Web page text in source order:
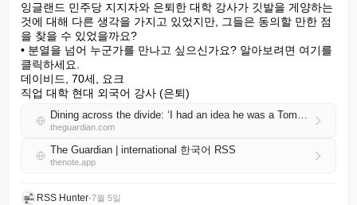
잉글랜드 민주당 지지자와 은퇴한 대학 강사가 깃발을 게양하는
것에 대해 다른 생각을 가지고 있었지만, 그들은 동의할 만한 점
을 찾을 수 있었을까요?
• 분열을 넘어 누군가를 만나고 싶으신가요? 알아보려면 여기를
클릭하세요.
데이비드, 70세, 요크
직업 대학 현대 외국어 강사 (은퇴)
Dining across the divide: ‘I had an idea he was a Tommy Robinson fan and was thinking, Oh my God’
theguardian.com
The Guardian | international 한국어 RSS
thenote.app
RSS Hunter•7월 5일